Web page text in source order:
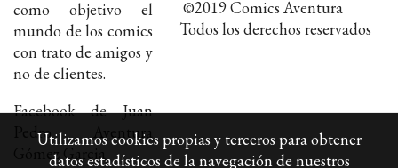
como objetivo el
mundo de los comics
con trato de amigos y
no de clientes.
Facebook de Juan
Pedro Aventura
Gómez Garcia
©2019 Comics Aventura
Todos los derechos reservados
Utilizamos cookies propias y terceros para obtener
datos estadísticos de la navegación de nuestros